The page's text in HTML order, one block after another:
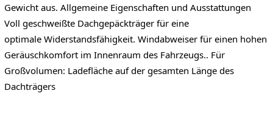
Gewicht aus. Allgemeine Eigenschaften und Ausstattungen
Voll geschweißte Dachgepäckträger für eine
optimale Widerstandsfähigkeit. Windabweiser für einen hohen
Geräuschkomfort im Innenraum des Fahrzeugs.. Für
Großvolumen: Ladefläche auf der gesamten Länge des
Dachträgers